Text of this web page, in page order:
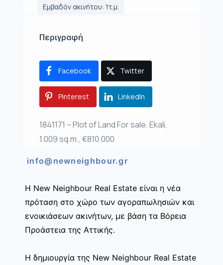
Εμβαδόν ακινήτου: 1τ.μ.
Περιγραφή
Facebook Twitter
Pinterest LinkedIn
1841171 – Plot of Land For sale, Ekali,
1.009 sq.m., €810.000
info@newneighbour.gr
Η New Neighbour Real Estate είναι η νέα
πρόταση στο χώρο των αγοραπωλησιών και
ενοικιάσεων ακινήτων, με βάση τα Βόρεια
Προάστεια της Αττικής.
Η δημιουργία της New Neighbour Real Estate